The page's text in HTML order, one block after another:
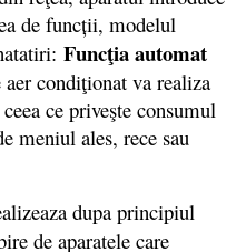
de funcții, modelul
Funcţia automat
aer condiţionat va realiza
ce priveşte consumul
meniul ales, rece sau
dupa principiul
de aparatele care